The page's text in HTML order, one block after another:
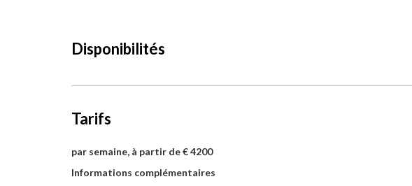
Disponibilités
Tarifs
par semaine, à partir de € 4200
Informations complémentaires